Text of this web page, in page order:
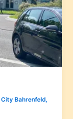
Bahrenfeld,